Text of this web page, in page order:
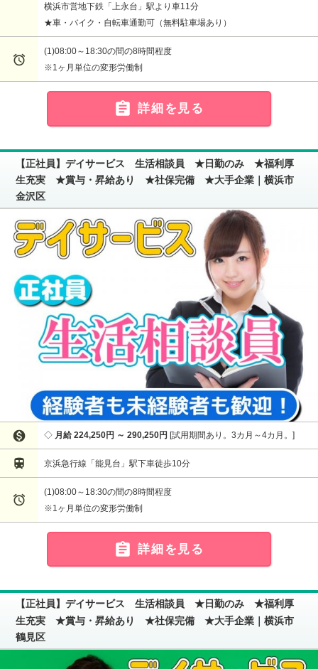
横浜市営地下鉄「上永台」駅より車11分
★車・バイク・自転車通勤可（無料駐車場あり）

(1)08:00～18:30の間の8時間程度
※1ヶ月単位の変形労働制
 詳細を見る
【正社員】デイサービス 生活相談員 ★日勤のみ ★福利厚
生充実 ★賞与・昇給あり ★社保完備 ★大手企業｜横浜市
金沢区
 月給 224,250円 ～ 290,250円 試用期間あり。3カ月～4カ月。
 京浜急行線「能見台」駅下車徒歩10分

(1)08:00～18:30の間の8時間程度
※1ヶ月単位の変形労働制
 詳細を見る
【正社員】デイサービス 生活相談員 ★日勤のみ ★福利厚
生充実 ★賞与・昇給あり ★社保完備 ★大手企業｜横浜市
鶴見区